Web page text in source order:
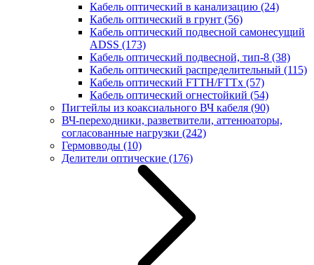
Кабель оптический в канализацию (24)
Кабель оптический в грунт (56)
Кабель оптический подвесной самонесущий
ADSS (173)
Кабель оптический подвесной, тип-8 (38)
Кабель оптический распределительный (115)
Кабель оптический FTTH/FTTx (57)
Кабель оптический огнестойкий (54)
Пигтейлы из коаксиального ВЧ кабеля (90)
ВЧ-переходники, разветвители, аттенюаторы,
согласованные нагрузки (242)
Гермовводы (10)
Делители оптические (176)